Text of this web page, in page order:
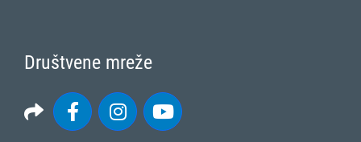
Društvene mreže